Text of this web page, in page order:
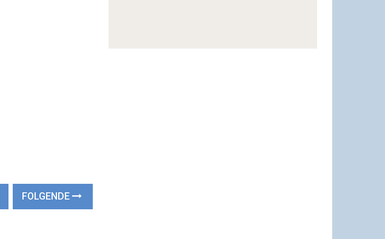
FOLGENDE